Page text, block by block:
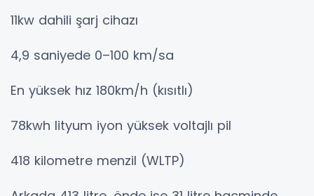
11kw dahili şarj cihazı
4,9 saniyede 0–100 km/sa
En yüksek hız 180km/h (kısıtlı)
78kwh lityum iyon yüksek voltajlı pil
418 kilometre menzil (WLTP)